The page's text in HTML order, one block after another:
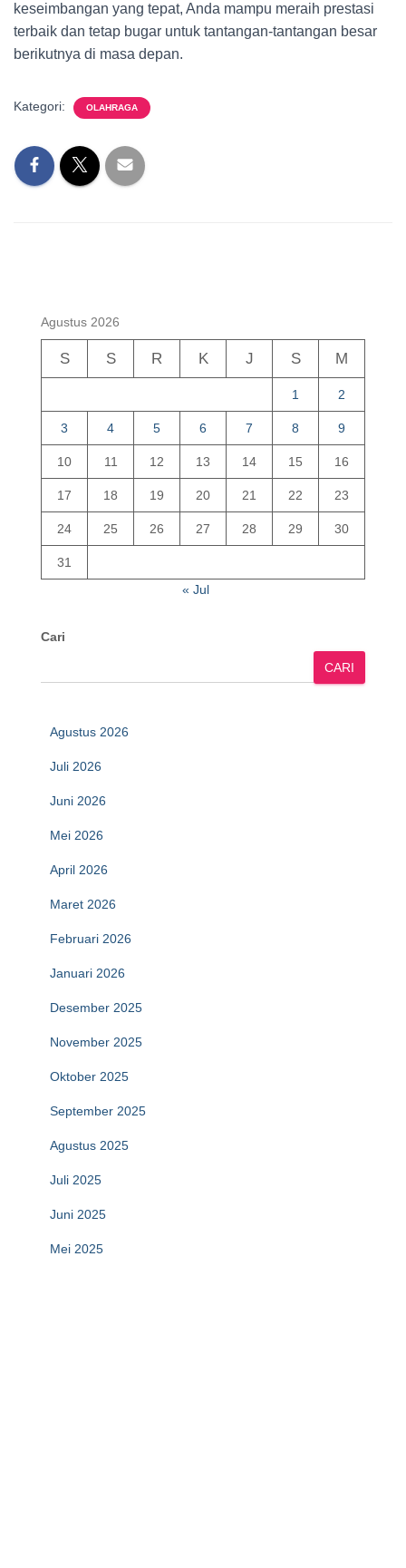
keseimbangan yang tepat, Anda mampu meraih prestasi
terbaik dan tetap bugar untuk tantangan-tantangan besar
berikutnya di masa depan.
Kategori: OLAHRAGA
Agustus 2026
S S R K J S M
1 2
3 4 5 6 7 8 9
10 11 12 13 14 15 16
17 18 19 20 21 22 23
24 25 26 27 28 29 30
31
« Jul
Cari
CARI
Agustus 2026
Juli 2026
Juni 2026
Mei 2026
April 2026
Maret 2026
Februari 2026
Januari 2026
Desember 2025
November 2025
Oktober 2025
September 2025
Agustus 2025
Juli 2025
Juni 2025
Mei 2025